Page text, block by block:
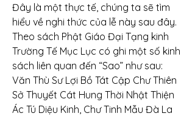
Đây là một thực tế, chúng ta sẽ tìm
hiểu về nghi thức của lễ này sau đây.
Theo sách Phật Giáo Đại Tạng kinh
Trường Tế Mục Lục có ghi một số kinh
sách liên quan đến “Sao” như sau:
Văn Thù Sư Lợi Bồ Tát Cập Chư Thiên
Sở Thuyết Cát Hung Thời Nhật Thiện
Ác Tú Diệu Kinh, Chư Tinh Mẫu Đà La